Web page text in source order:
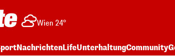
Wien 24°
NachrichtenLifeUnterhaltungCommunity